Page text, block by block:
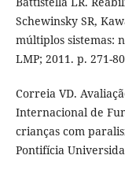
Schewinsky SR,
múltiplos sistemas:
LMP; 2011. p. 271-
Correia VD.
Internacional de
crianças com
Pontifícia